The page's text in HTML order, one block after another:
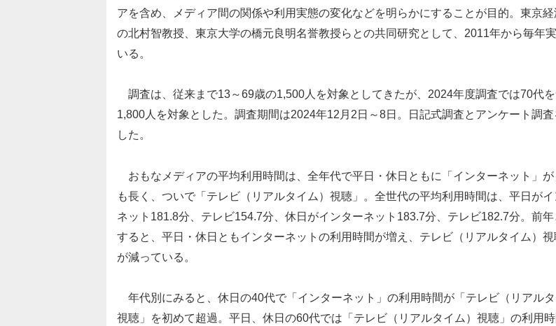
アを含め、メディア間の関係や利用実態の変化などを明らかにすることが目的。東京経
の北村智教授、東京大学の橋元良明名誉教授らとの共同研究として、2011年から毎年
いる。
調査は、従来まで13～69歳の1,500人を対象としてきたが、2024年度調査では70代
1,800人を対象とした。調査期間は2024年12月2日～8日。日記式調査とアンケート調
した。
おもなメディアの平均利用時間は、全年代で平日・休日ともに「インターネット」が
も長く、ついで「テレビ（リアルタイム）視聴」。全世代の平均利用時間は、平日が
ネット181.8分、テレビ154.7分、休日がインターネット183.7分、テレビ182.7分。前年
すると、平日・休日ともインターネットの利用時間が増え、テレビ（リアルタイム）視
が減っている。
年代別にみると、休日の40代で「インターネット」の利用時間が「テレビ（リアルタ
視聴」を初めて超過。平日、休日の60代では「テレビ（リアルタイム）視聴」の利用